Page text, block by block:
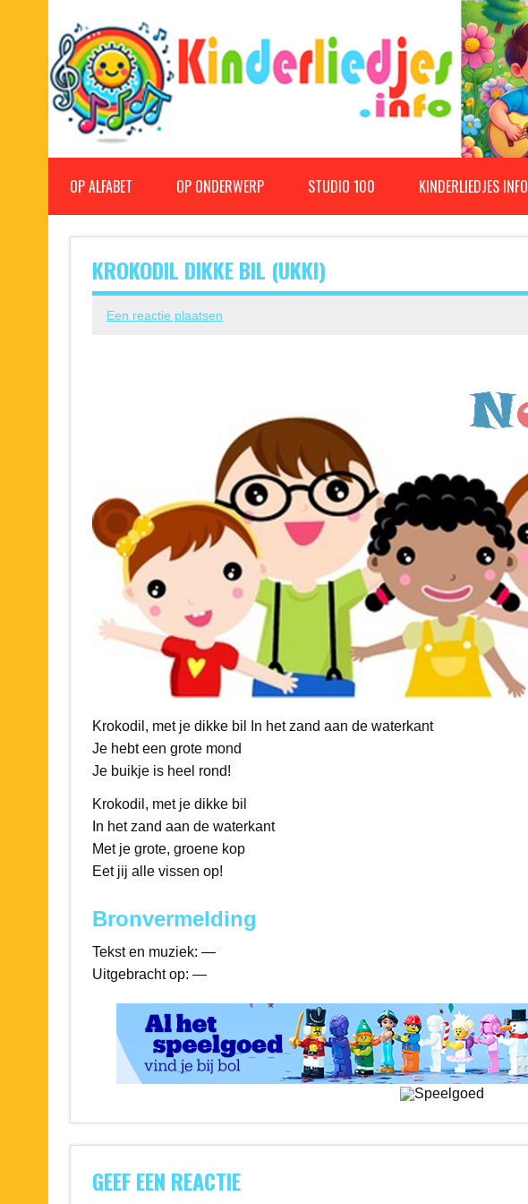
Kinderliedjes
OP ALFABET OP ONDERWERP STUDIO 100 KINDERLIEDJES INFO
KROKODIL DIKKE BIL (UKKI)
Een reactie plaatsen
Krokodil, met je dikke bil In het zand aan de waterkant
Je hebt een grote mond
Je buikje is heel rond!
Krokodil, met je dikke bil
In het zand aan de waterkant
Met je grote, groene kop
Eet jij alle vissen op!
Bronvermelding
Tekst en muziek: —
Uitgebracht op: —
GEEF EEN REACTIE